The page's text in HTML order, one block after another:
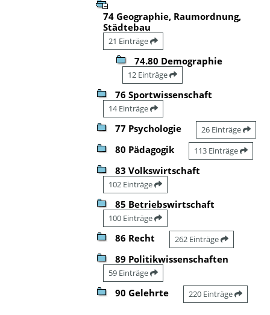
74 Geographie, Raumordnung,
Städtebau
21 Einträge
74.80 Demographie
12 Einträge
76 Sportwissenschaft
14 Einträge
77 Psychologie 26 Einträge
80 Pädagogik 113 Einträge
83 Volkswirtschaft
102 Einträge
85 Betriebswirtschaft
100 Einträge
86 Recht 262 Einträge
89 Politikwissenschaften
59 Einträge
90 Gelehrte 220 Einträge